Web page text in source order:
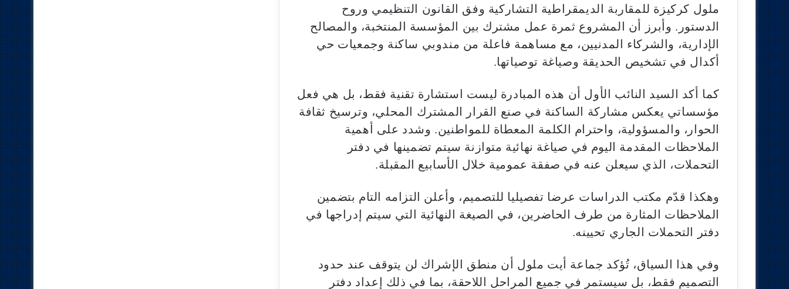
ملول كركيزة للمقاربة الديمقراطية التشاركية وفق القانون التنظيمي وروح
الدستور. وأبرز أن المشروع ثمرة عمل مشترك بين المؤسسة المنتخبة، والمصالح
الإدارية، والشركاء المدنيين، مع مساهمة فاعلة من مندوبي ساكنة وجمعيات حي
أكدال في تشخيص الحديقة وصياغة توصياتها.
كما أكد السيد النائب الأول أن هذه المبادرة ليست استشارة تقنية فقط، بل هي فعل
مؤسساتي يعكس مشاركة الساكنة في صنع القرار المشترك المحلي، وترسيخ ثقافة
الحوار، والمسؤولية، واحترام الكلمة المعطاة للمواطنين. وشدد على أهمية
الملاحظات المقدمة اليوم في صياغة نهائية متوازنة سيتم تضمينها في دفتر
التحملات، الذي سيعلن عنه في صفقة عمومية خلال الأسابيع المقبلة.
وهكذا قدّم مكتب الدراسات عرضا تفصيليا للتصميم، وأعلن التزامه التام بتضمين
الملاحظات المثارة من طرف الحاضرين، في الصيغة النهائية التي سيتم إدراجها في
دفتر التحملات الجاري تحيينه.
وفي هذا السياق، تُؤكد جماعة أيت ملول أن منطق الإشراك لن يتوقف عند حدود
التصميم فقط، بل سيستمر في جميع المراحل اللاحقة، بما في ذلك إعداد دفتر